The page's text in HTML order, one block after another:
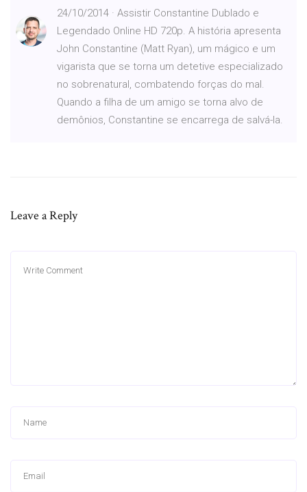
24/10/2014 · Assistir Constantine Dublado e
Legendado Online HD 720p. A história apresenta
John Constantine (Matt Ryan), um mágico e um
vigarista que se torna um detetive especializado
no sobrenatural, combatendo forças do mal.
Quando a filha de um amigo se torna alvo de
demônios, Constantine se encarrega de salvá-la.
Leave a Reply